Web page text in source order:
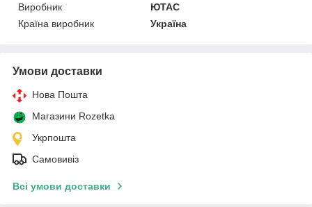
Виробник
ЮТАС
Країна виробник
Україна
Умови доставки
Нова Пошта
Магазини Rozetka
Укрпошта
Самовивіз
Всі умови доставки